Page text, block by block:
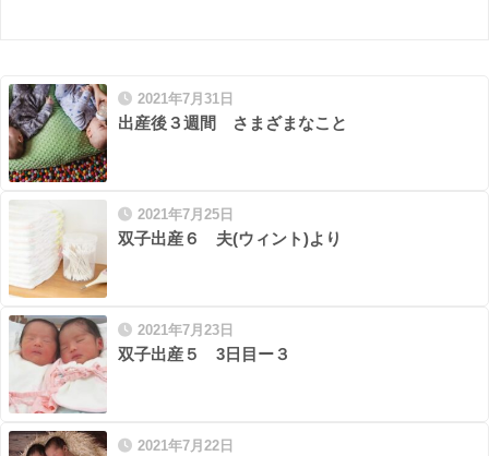
2021年7月31日
出産後３週間 さまざまなこと
2021年7月25日
双子出産６ 夫(ウィント)より
2021年7月23日
双子出産５ 3日目ー３
2021年7月22日